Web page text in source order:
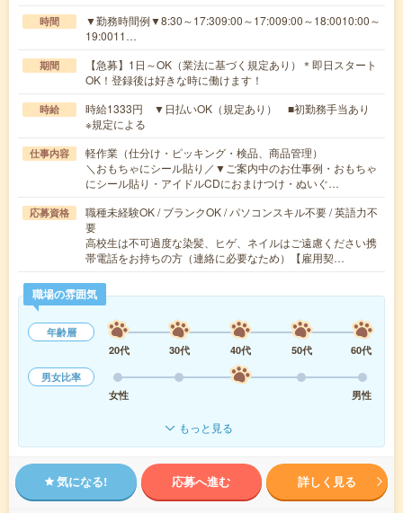
時間
▼勤務時間例▼8:30～17:309:00～17:009:00～18:0010:00～
19:0011…
期間
【急募】1日～OK（業法に基づく規定あり）＊即日スタート
OK！登録後は好きな時に働けます！
時給
時給1333円 ▼日払いOK（規定あり） ■初勤務手当あり
※規定による
仕事内容
軽作業（仕分け・ピッキング・検品、商品管理）
＼おもちゃにシール貼り／▼ご案内中のお仕事例・おもちゃ
にシール貼り・アイドルCDにおまけつけ・ぬいぐ…
応募資格
職種未経験OK / ブランクOK / パソコンスキル不要 / 英語力不
要
高校生は不可過度な染髪、ヒゲ、ネイルはご遠慮ください携
帯電話をお持ちの方（連絡に必要なため）【雇用契…
職場の雰囲気
年齢層
20代
30代 40代 50代
60代
男女比率
女性
男性
もっと見る
気になる! 応募へ進む 詳しく見る